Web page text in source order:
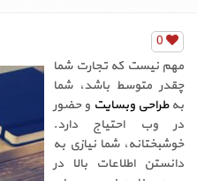
0
مهم نیست که تجارت شما
چقدر متوسط باشد، شما
بهطراحی وبسایت و حضور
در وب احتیاج دارد.
خوشبختانه، شما نیازی به
دانستن اطلاعات بالا در